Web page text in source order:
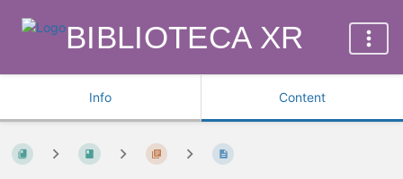
BIBLIOTECA XR
Info Content